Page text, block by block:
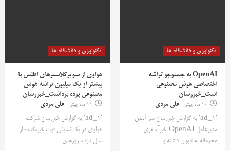
تکنولوژی و دانشگاه ها
OpenAI به جستوجو تراشه
اختصاصی هوش مصنوعی
است_خبررسان
10 ماه پیش
علی مردی
[ad_1] به گزارش خبررسان سم آلتمن
مدیرعامل OpenAI اخیراً سفری
محرمانه به تایوان داشته و
تکنولوژی و دانشگاه ها
هواوی از سوپرکلاسترهای اطلس با
بیشتر از یک میلیون تراشه هوش
مصنوعی پرده برداشت_خبررسان
11 ماه پیش
علی مردی
[ad_1] به گزارش خبررسان شرکت
هواوی در یک نمایش قوت خیره‌کننده از
نسل تازه سرورهای